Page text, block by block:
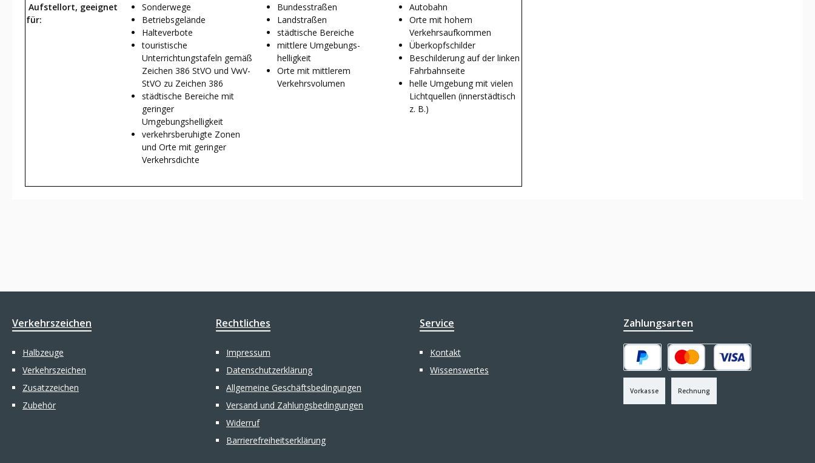
Aufstellort, geeignet
für:
Sonderwege
Betriebsgelände
Halteverbote
touristische
Unterrichtungstafeln gemäß
Zeichen 386 StVO und VwV-
StVO zu Zeichen 386
städtische Bereiche mit
geringer
Umgebungshelligkeit
verkehrsberuhigte Zonen
und Orte mit geringer
Verkehrsdichte
Bundesstraßen
Landstraßen
städtische Bereiche
mittlere Umgebungs-
helligkeit
Orte mit mittlerem
Verkehrsvolumen
Autobahn
Orte mit hohem
Verkehrsaufkommen
Überkopfschilder
Beschilderung auf der linken
Fahrbahnseite
helle Umgebung mit vielen
Lichtquellen (innerstädtisch
z. B.)
Verkehrszeichen
Halbzeuge
Verkehrszeichen
Zusatzzeichen
Zubehör
Rechtliches
Impressum
Datenschutzerklärung
Allgemeine Geschäftsbedingungen
Versand und Zahlungsbedingungen
Widerruf
Barrierefreiheitserklärung
Service
Kontakt
Wissenswertes
Zahlungsarten
Vorkasse
PayPal Kredit- oder Debitkarte
Rechnung